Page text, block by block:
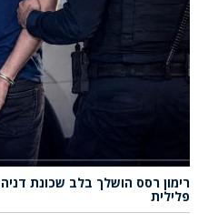
רימון רסס הושלך בלב שכונת
פלילית